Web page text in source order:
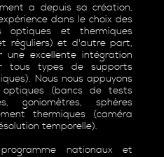
a depuis sa création,
dans le choix des
et thermiques
réguliers) et d'autre part,
une excellente intégration
tous types de supports
Nous nous appuyons
(bancs de tests
goniomètres, sphères
thermiques (caméra
temporelle).
nationaux et